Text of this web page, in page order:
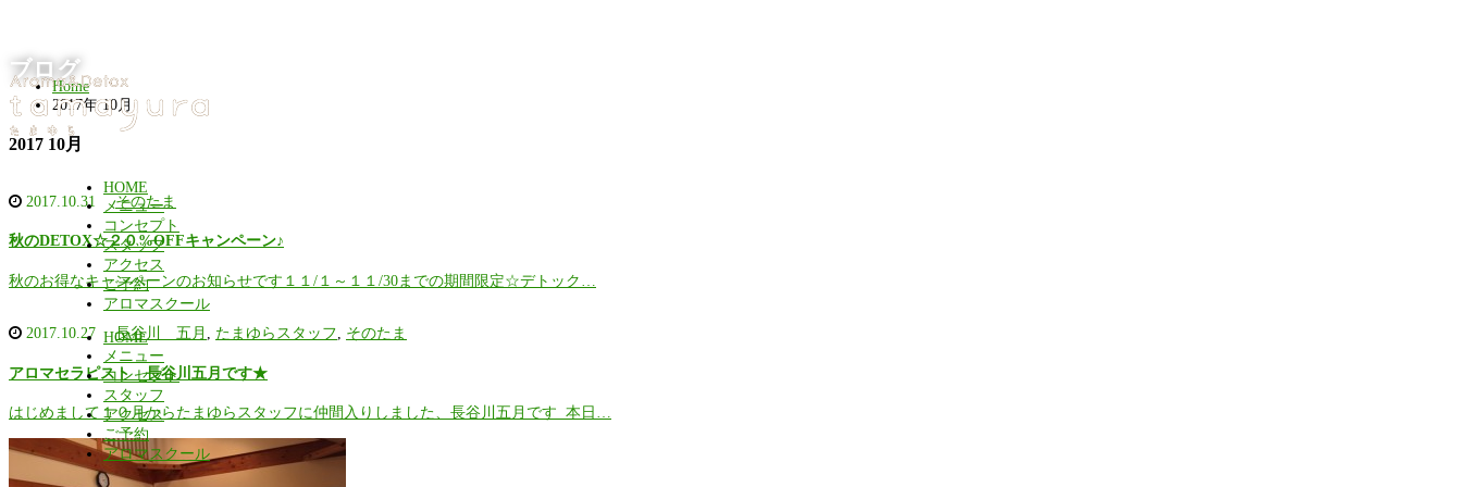
HOME
メニュー
コンセプト
スタッフ
アクセス
ご予約
アロマスクール
HOME
メニュー
コンセプト
スタッフ
アクセス
ご予約
アロマスクール
ブログ
Home
2017年 10月
2017 10月
2017.10.31 そのたま
秋のDETOX☆２０%OFFキャンペーン♪
秋のお得なキャンペーンのお知らせです１１/１～１１/30までの期間限定☆デトック…
2017.10.27 長谷川 五月 たまゆらスタッフ そのたま
アロマセラピスト 長谷川五月です★
はじめまして１０月からたまゆらスタッフに仲間入りしました、長谷川五月です 本日…